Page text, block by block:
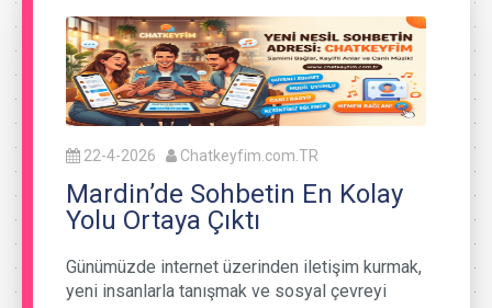
22-4-2026 Chatkeyfim.com.TR
Mardin’de Sohbetin En Kolay
Yolu Ortaya Çıktı
Günümüzde internet üzerinden iletişim kurmak,
yeni insanlarla tanışmak ve sosyal çevreyi